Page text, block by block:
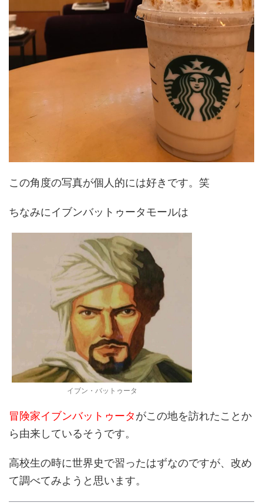
この角度の写真が個人的には好きです。笑
ちなみにイブンバットゥータモールは
イブン・バットゥータ
冒険家イブンバットゥータがこの地を訪れたことか
ら由来しているそうです。
高校生の時に世界史で習ったはずなのですが、改め
て調べてみようと思います。